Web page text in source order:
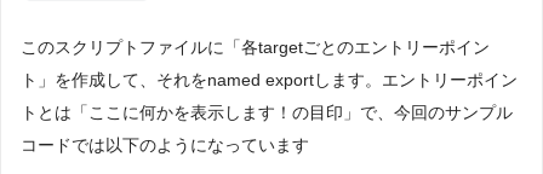
このスクリプトファイルに「各targetごとのエントリーポイン
ト」を作成して、それをnamed exportします。エントリーポイン
トとは「ここに何かを表示します！の目印」で、今回のサンプル
コードでは以下のようになっています